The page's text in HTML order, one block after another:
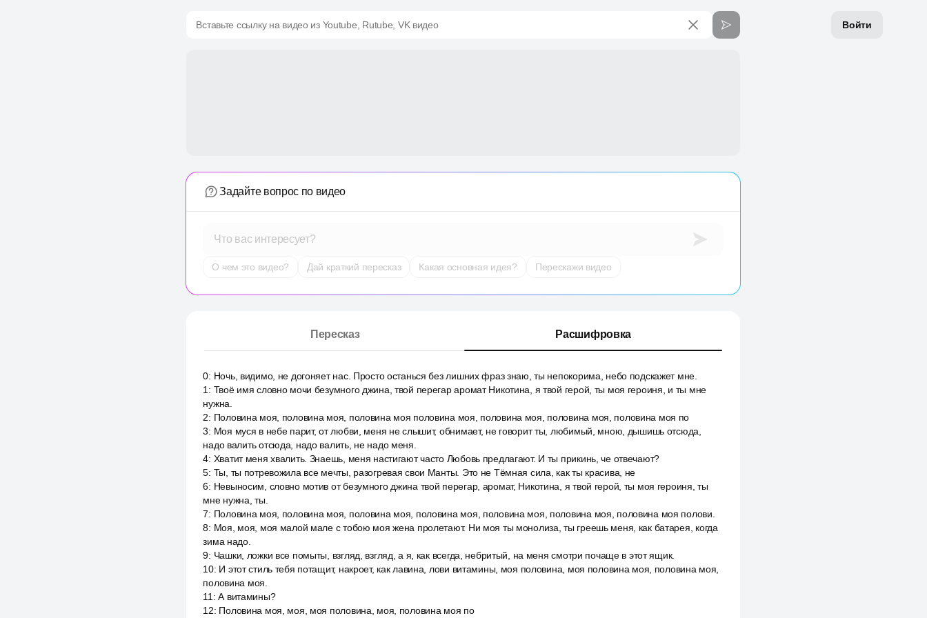
Войти
Вставьте ссылку на видео из Youtube, Rutube, VK видео
Задайте вопрос по видео
Что вас интересует?
О чем это видео? Дай краткий пересказ Какая основная идея? Перескажи видео
Пересказ Расшифровка
0: Ночь, видимо, не догоняет нас. Просто останься без лишних фраз знаю, ты непокорима, небо подскажет мне.
1 : Твоё имя словно мочи безумного джина, твой перегар аромат Никотина, я твой герой, ты моя героиня, и ты мне
нужна.
2: Половина моя, половина моя, половина моя половина моя, половина моя, половина моя, половина моя по
3: Моя муся в небе парит, от любви, меня не слышит, обнимает, не говорит ты, любимый, мною, дышишь отсюда,
надо валить отсюда, надо валить, не надо меня.
4: Хватит меня хвалить. Знаешь, меня настигают часто Любовь предлагают. И ты прикинь, че отвечают?
5: Ты, ты потревожила все мечты, разогревая свои Манты. Это не Тёмная сила, как ты красива, не
6: Невыносим, словно мотив от безумного джина твой перегар, аромат, Никотина, я твой герой, ты моя героиня, ты
мне нужна, ты.
7: Половина моя, половина моя, половина моя, половина моя, половина моя, половина моя, половина моя полови.
8: Моя, моя, моя малой мале с тобою моя жена пролетают. Ни моя ты монолиза, ты греешь меня, как батарея, когда
зима надо.
9: Чашки, ложки все помыты, взгляд, взгляд, а я, как всегда, небритый, на меня смотри почаще в этот ящик.
10: И этот стиль тебя потащит, накроет, как лавина, лови витамины, моя половина, моя половина моя, половина моя,
половина моя.
11 :А витамины?
12: Половина моя, моя, моя половина, моя, половина моя по